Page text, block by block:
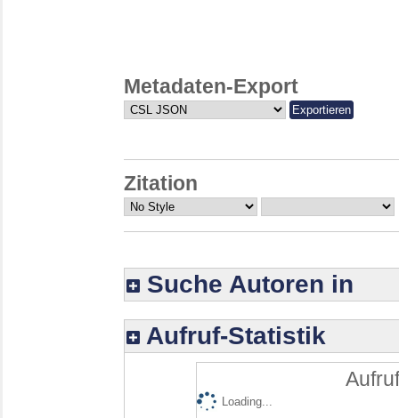
Metadaten-Export
Zitation
Suche Autoren in
Aufruf-Statistik
Loading...